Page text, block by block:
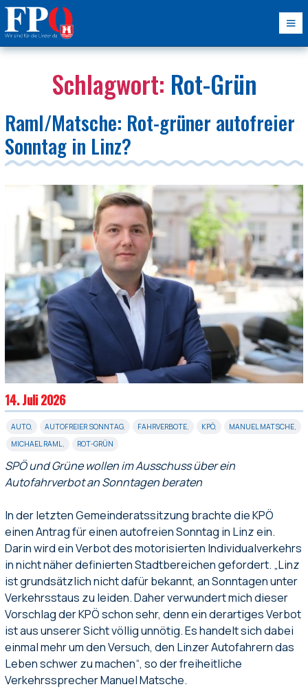
Schlagwort: Rot-Grün
Raml/Matsche: Rot-grüner autofreier
Sonntag in Linz?
14. Juli 2026
AUTO, AUTOFREIER SONNTAG, FAHRVERBOTE, KPÖ, MANUEL MATSCHE,
MICHAEL RAML, ROT-GRÜN
SPÖ und Grüne wollen im Ausschuss über ein
Autofahrverbot an Sonntagen beraten
In der letzten Gemeinderatssitzung brachte die KPÖ
einen Antrag für einen autofreien Sonntag in Linz ein.
Darin wird ein Verbot des motorisierten Individualverkehrs
in nicht näher definierten Stadtbereichen gefordert. „Linz
ist grundsätzlich nicht dafür bekannt, an Sonntagen unter
Verkehrsstaus zu leiden. Daher verwundert mich dieser
Vorschlag der KPÖ schon sehr, denn ein derartiges Verbot
ist aus unserer Sicht völlig unnötig. Es handelt sich dabei
einmal mehr um den Versuch, den Linzer Autofahrern das
Leben schwer zu machen“, so der freiheitliche
Verkehrssprecher Manuel Matsche.